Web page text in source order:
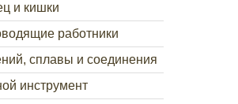
и кишки
работники
сплавы и соединения
инструмент